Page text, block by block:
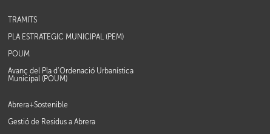
TRÀMITS
PLA ESTRATÈGIC MUNICIPAL (PEM)
POUM
Avanç del Pla d’Ordenació Urbanística
Municipal (POUM)
Abrera+Sostenible
Gestió de Residus a Abrera